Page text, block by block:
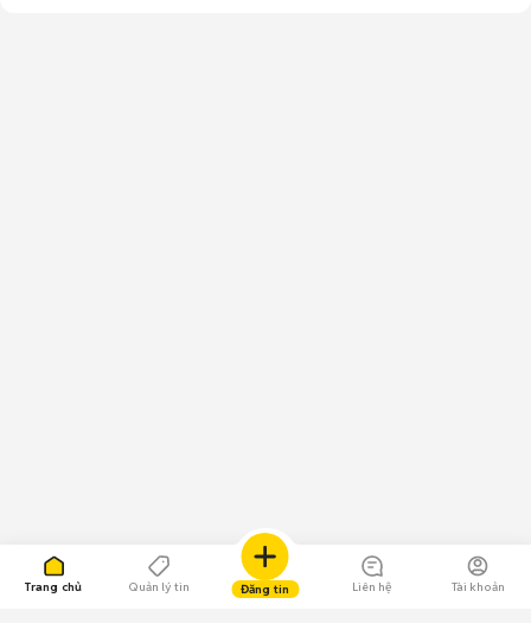
Trang chủ Quản lý tin Đăng tin Liên hệ Tài khoản